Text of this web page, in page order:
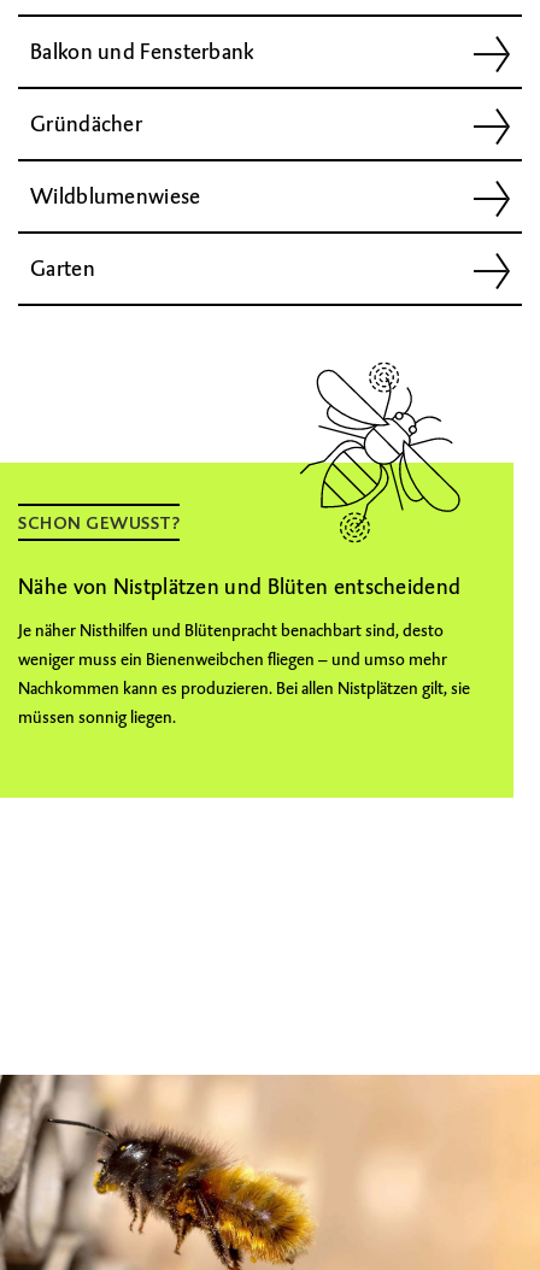
Balkon und Fensterbank
Gründächer
Wildblumenwiese
Garten
SCHON GEWUSST?
Nähe von Nistplätzen und Blüten entscheidend
Je näher Nisthilfen und Blütenpracht benachbart sind, desto
weniger muss ein Bienenweibchen fliegen – und umso mehr
Nachkommen kann es produzieren. Bei allen Nistplätzen gilt, sie
müssen sonnig liegen.